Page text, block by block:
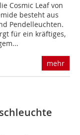
Cosmic Leaf von
besteht aus
Pendelleuchten.
für ein kräftiges,
mehr